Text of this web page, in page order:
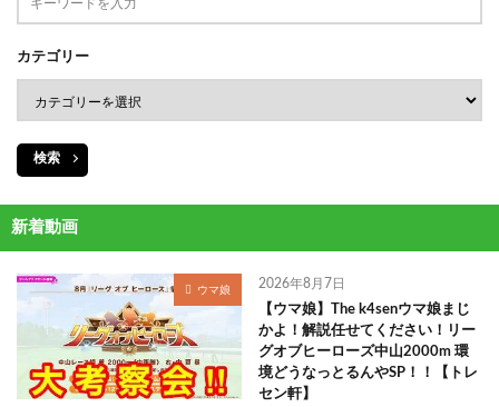
カテゴリー
検索
新着動画
ウマ娘 2026年8月7日
【ウマ娘】The k4senウマ娘まじ
かよ！解説任せてください！リー
グオブヒーローズ中山2000m 環
境どうなっとるんやSP！！【トレ
セン軒】